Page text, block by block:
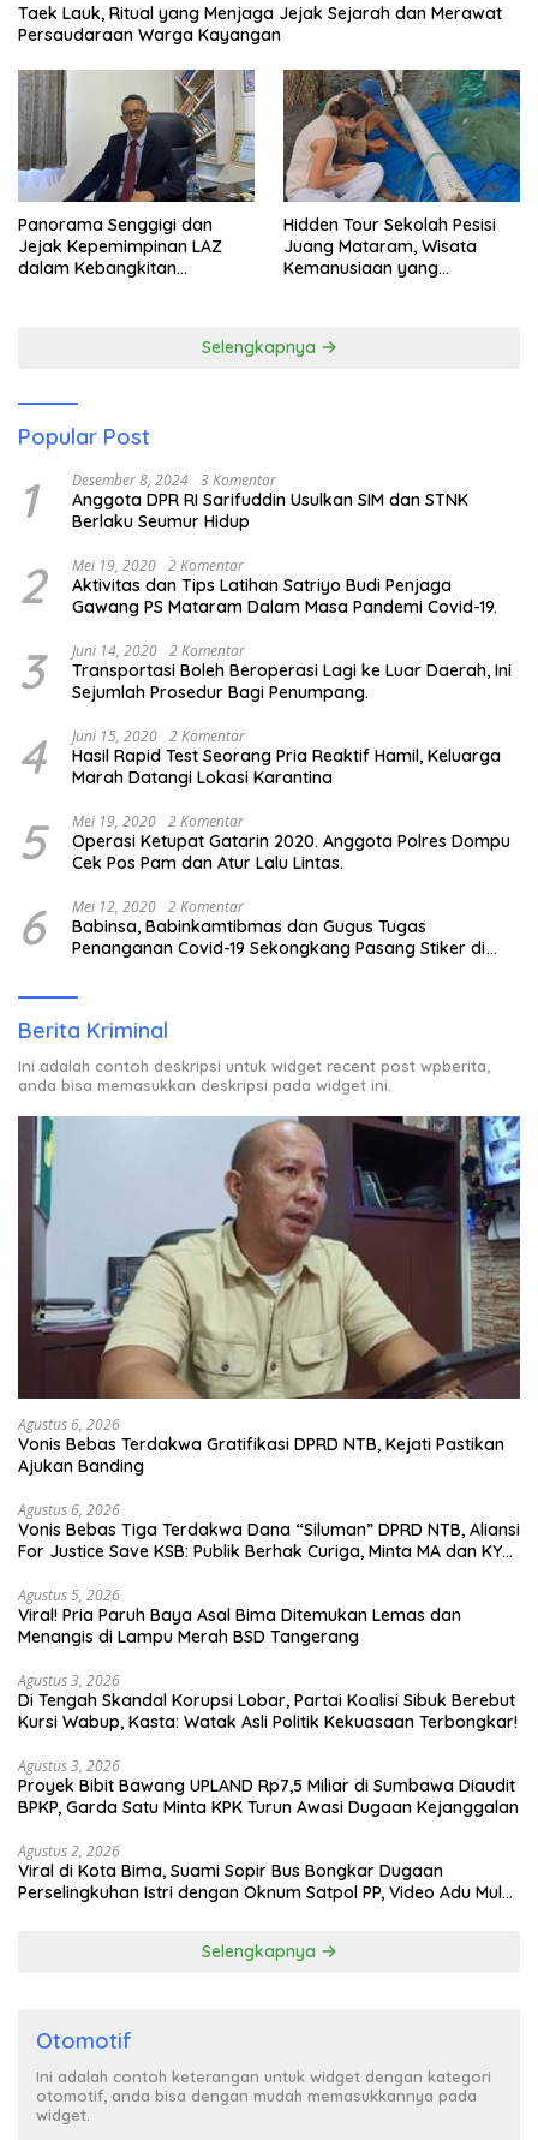
Taek Lauk, Ritual yang Menjaga Jejak Sejarah dan Merawat
Persaudaraan Warga Kayangan
Panorama Senggigi dan
Jejak Kepemimpinan LAZ
dalam Kebangkitan
Hidden Tour Sekolah Pesisi
Juang Mataram, Wisata
Kemanusiaan yang
Selengkapnya
Popular Post
1 Desember 8, 2024 3 Komentar
Anggota DPR RI Sarifuddin Usulkan SIM dan STNK
Berlaku Seumur Hidup
2 Mei 19, 2020 2 Komentar
Aktivitas dan Tips Latihan Satriyo Budi Penjaga
Gawang PS Mataram Dalam Masa Pandemi Covid-19.
3 Juni 14, 2020 2 Komentar
Transportasi Boleh Beroperasi Lagi ke Luar Daerah, Ini
Sejumlah Prosedur Bagi Penumpang.
4 Juni 15, 2020 2 Komentar
Hasil Rapid Test Seorang Pria Reaktif Hamil, Keluarga
Marah Datangi Lokasi Karantina
5 Mei 19, 2020 2 Komentar
Operasi Ketupat Gatarin 2020. Anggota Polres Dompu
Cek Pos Pam dan Atur Lalu Lintas.
6 Mei 12, 2020 2 Komentar
Babinsa, Babinkamtibmas dan Gugus Tugas
Penanganan Covid-19 Sekongkang Pasang Stiker di
Berita Kriminal
Ini adalah contoh deskripsi untuk widget recent post wpberita,
anda bisa memasukkan deskripsi pada widget ini.
Agustus 6, 2026
Vonis Bebas Terdakwa Gratifikasi DPRD NTB, Kejati Pastikan
Ajukan Banding
Agustus 6, 2026
Vonis Bebas Tiga Terdakwa Dana “Siluman” DPRD NTB, Aliansi
For Justice Save KSB: Publik Berhak Curiga, Minta MA dan KY
Agustus 5, 2026
Viral! Pria Paruh Baya Asal Bima Ditemukan Lemas dan
Menangis di Lampu Merah BSD Tangerang
Agustus 3, 2026
Di Tengah Skandal Korupsi Lobar, Partai Koalisi Sibuk Berebut
Kursi Wabup, Kasta: Watak Asli Politik Kekuasaan Terbongkar!
Agustus 3, 2026
Proyek Bibit Bawang UPLAND Rp7,5 Miliar di Sumbawa Diaudit
BPKP, Garda Satu Minta KPK Turun Awasi Dugaan Kejanggalan
Agustus 2, 2026
Viral di Kota Bima, Suami Sopir Bus Bongkar Dugaan
Perselingkuhan Istri dengan Oknum Satpol PP, Video Adu Mulut
Selengkapnya
Otomotif
Ini adalah contoh keterangan untuk widget dengan kategori
otomotif, anda bisa dengan mudah memasukkannya pada
widget.